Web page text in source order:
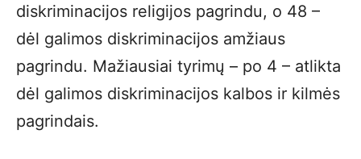
diskriminacijos religijos pagrindu, o 48 –
dėl galimos diskriminacijos amžiaus
pagrindu. Mažiausiai tyrimų – po 4 – atlikta
dėl galimos diskriminacijos kalbos ir kilmės
pagrindais.